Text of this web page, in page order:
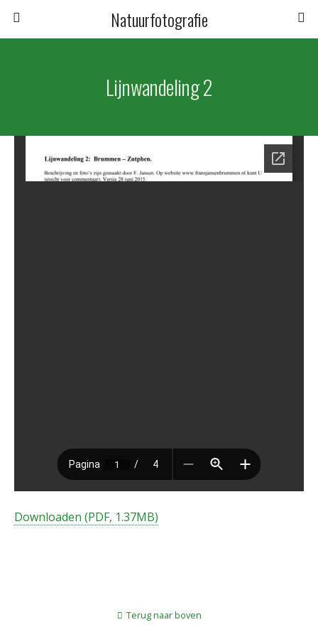
Natuurfotografie
Lijnwandeling 2
Downloaden (PDF, 1.37MB)
Terug naar boven